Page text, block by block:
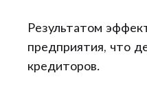
Результатом
предприятия, что
кредиторов.